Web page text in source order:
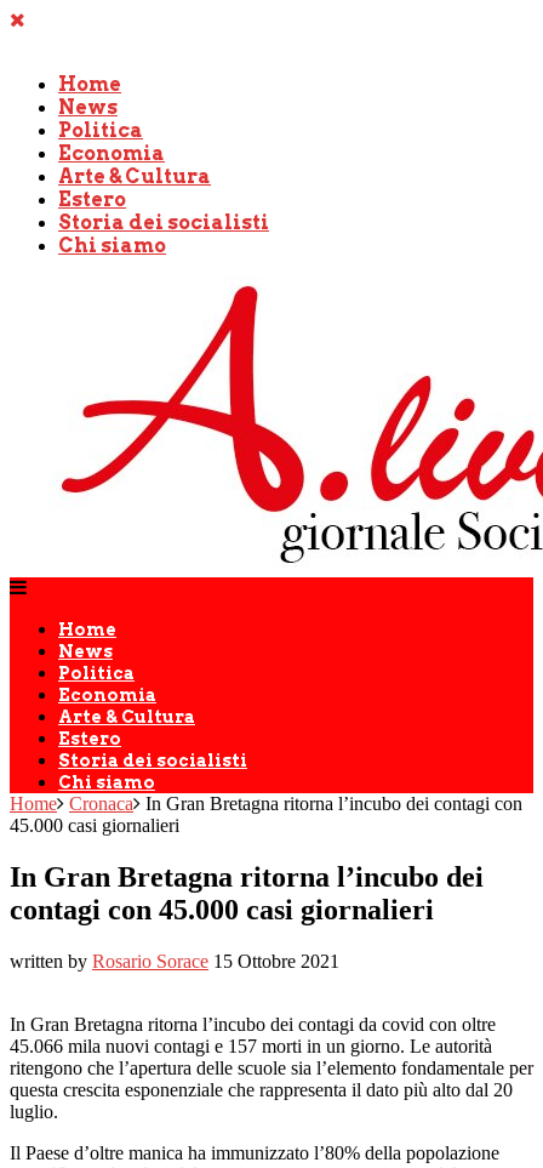
Home
News
Politica
Economia
Arte & Cultura
Estero
Storia dei socialisti
Chi siamo
Home
News
Politica
Economia
Arte & Cultura
Estero
Storia dei socialisti
Chi siamo
Home Cronaca
In Gran Bretagna ritorna l’incubo dei contagi con
45.000 casi giornalieri
In Gran Bretagna ritorna l’incubo dei
contagi con 45.000 casi giornalieri
written by Rosario Sorace 15 Ottobre 2021
In Gran Bretagna ritorna l’incubo dei contagi da covid con oltre
45.066 mila nuovi contagi e 157 morti in un giorno. Le autorità
ritengono che l’apertura delle scuole sia l’elemento fondamentale per
questa crescita esponenziale che rappresenta il dato più alto dal 20
luglio.
Il Paese d’oltre manica ha immunizzato l’80% della popolazione